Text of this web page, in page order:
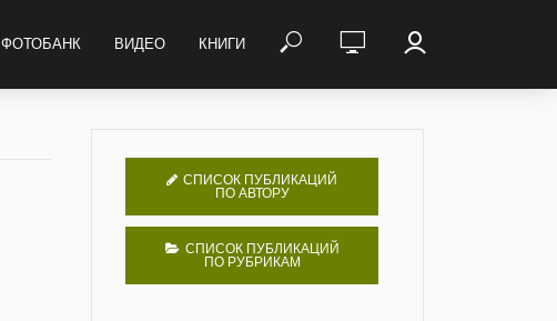
ФОТОБАНК ВИДЕО КНИГИ
СПИСОК ПУБЛИКАЦИЙ
ПО АВТОРУ
СПИСОК ПУБЛИКАЦИЙ
ПО РУБРИКАМ